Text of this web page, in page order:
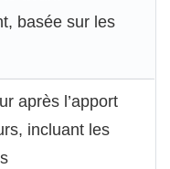
basée sur les
après l’apport
incluant les